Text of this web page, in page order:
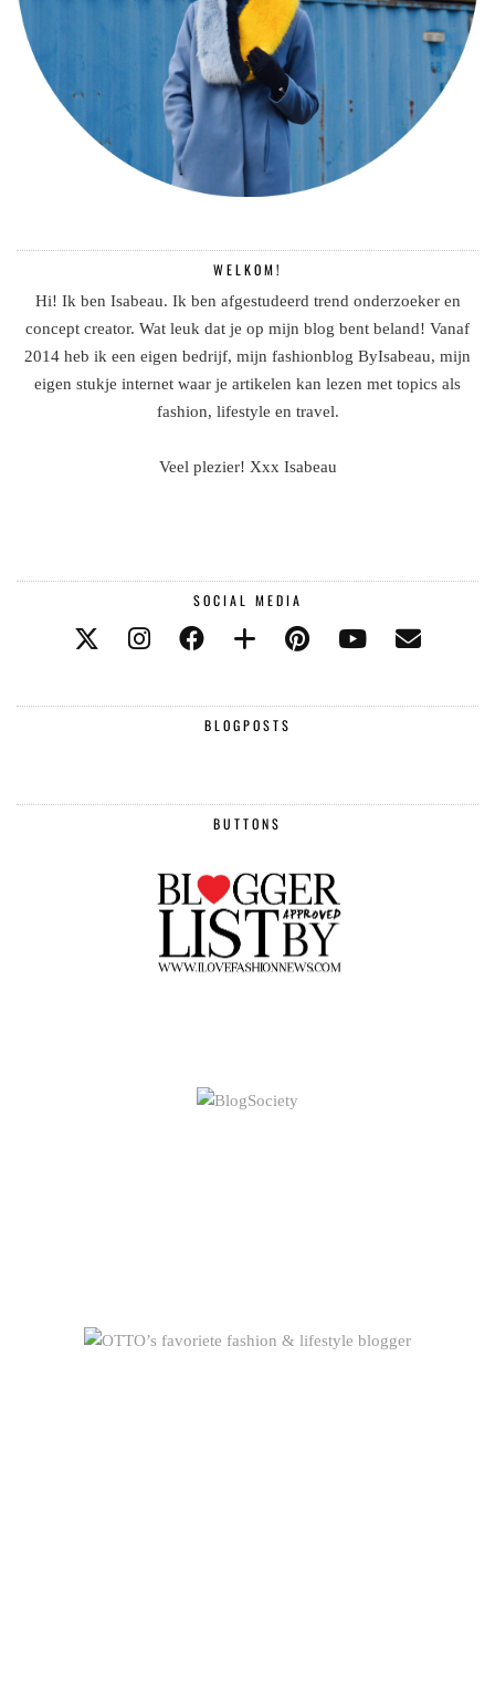
WELKOM!
Hi! Ik ben Isabeau. Ik ben afgestudeerd trend onderzoeker en
concept creator. Wat leuk dat je op mijn blog bent beland! Vanaf
2014 heb ik een eigen bedrijf, mijn fashionblog ByIsabeau, mijn
eigen stukje internet waar je artikelen kan lezen met topics als
fashion, lifestyle en travel.
Veel plezier! Xxx Isabeau
SOCIAL MEDIA
BLOGPOSTS
BUTTONS